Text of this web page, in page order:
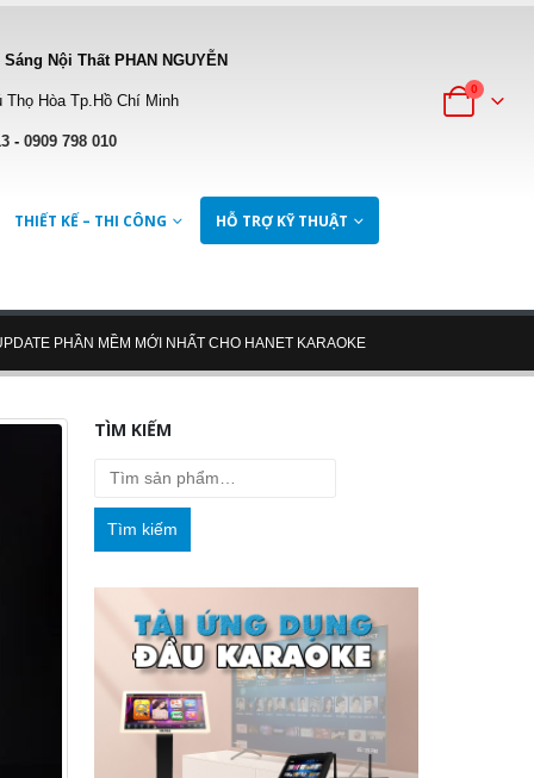
Nội Thất PHAN NGUYỄN
Hòa Tp.Hồ Chí Minh
-0909 798 010
0
THIẾT KẾ – THI CÔNG HỖ TRỢ KỸ THUẬT
PHẦN MỀM MỚI NHẤT CHO HANET KARAOKE
TÌM KIẾM
Tìm kiếm